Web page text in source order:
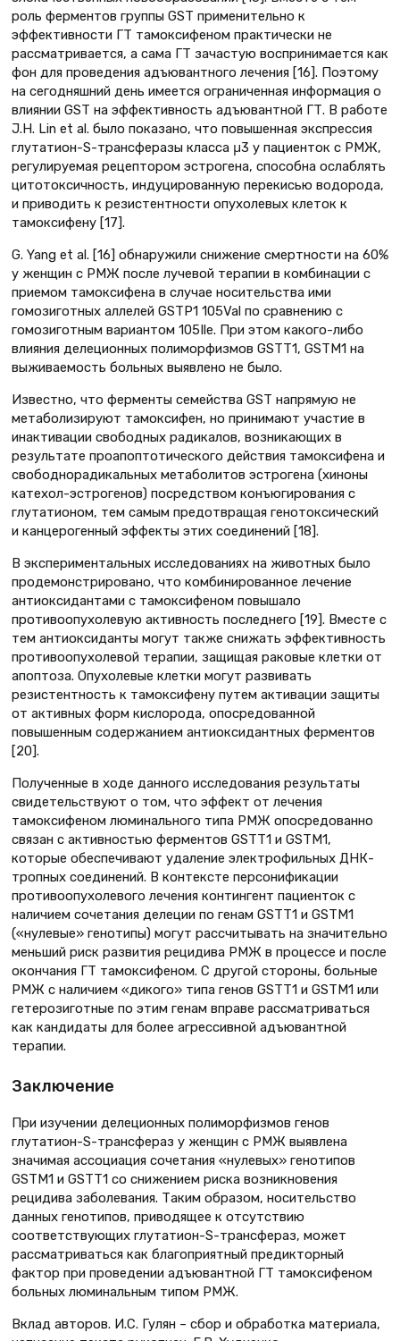
роль ферментов группы GST применительно к
эффективности ГТ тамоксифеном практически не
рассматривается, а сама ГТ зачастую воспринимается как
фон для проведения адъювантного лечения [16]. Поэтому
на сегодняшний день имеется ограниченная информация о
влиянии GST на эффективность адъювантной ГТ. В работе
J.H. Lin et al. было показано, что повышенная экспрессия
глутатион-S-трансферазы класса μ3 у пациенток с РМЖ,
регулируемая рецептором эстрогена, способна ослаблять
цитотоксичность, индуцированную перекисью водорода,
и приводить к резистентности опухолевых клеток к
тамоксифену [17].
G. Yang et al. [16] обнаружили снижение смертности на 60%
у женщин c РМЖ после лучевой терапии в комбинации с
приемом тамоксифена в случае носительства ими
гомозиготных аллелей GSTP1 105Val по сравнению с
гомозиготным вариантом 105Ile. При этом какого-либо
влияния делеционных полиморфизмов GSTT1, GSTM1 на
выживаемость больных выявлено не было.
Известно, что ферменты семейства GST напрямую не
метаболизируют тамоксифен, но принимают участие в
инактивации свободных радикалов, возникающих в
результате проапоптотического действия тамоксифена и
свободнорадикальных метаболитов эстрогена (хиноны
катехол-эстрогенов) посредством конъюгирования с
глутатионом, тем самым предотвращая генотоксический
и канцерогенный эффекты этих соединений [18].
В экспериментальных исследованиях на животных было
продемонстрировано, что комбинированное лечение
антиоксидантами с тамоксифеном повышало
противоопухолевую активность последнего [19]. Вместе с
тем антиоксиданты могут также снижать эффективность
противоопухолевой терапии, защищая раковые клетки от
апоптоза. Опухолевые клетки могут развивать
резистентность к тамоксифену путем активации защиты
от активных форм кислорода, опосредованной
повышенным содержанием антиоксидантных ферментов
[20].
Полученные в ходе данного исследования результаты
свидетельствуют о том, что эффект от лечения
тамоксифеном люминального типа РМЖ опосредованно
связан с активностью ферментов GSTT1 и GSTM1,
которые обеспечивают удаление электрофильных ДНК-
тропных соединений. В контексте персонификации
противоопухолевого лечения контингент пациенток с
наличием сочетания делеции по генам GSTT1 и GSTM1
(«нулевые» генотипы) могут рассчитывать на значительно
меньший риск развития рецидива РМЖ в процессе и после
окончания ГТ тамоксифеном. С другой стороны, больные
РМЖ с наличием «дикого» типа генов GSTT1 и GSTM1 или
гетерозиготные по этим генам вправе рассматриваться
как кандидаты для более агрессивной адъювантной
терапии.
Заключение
При изучении делеционных полиморфизмов генов
глутатион-S-трансфераз у женщин с РМЖ выявлена
значимая ассоциация сочетания «нулевых» генотипов
GSTM1 и GSTT1 со снижением риска возникновения
рецидива заболевания. Таким образом, носительство
данных генотипов, приводящее к отсутствию
соответствующих глутатион-S-трансфераз, может
рассматриваться как благоприятный предикторный
фактор при проведении адъювантной ГТ тамоксифеном
больных люминальным типом РМЖ.
Вклад авторов. И.С. Гулян – сбор и обработка материала,